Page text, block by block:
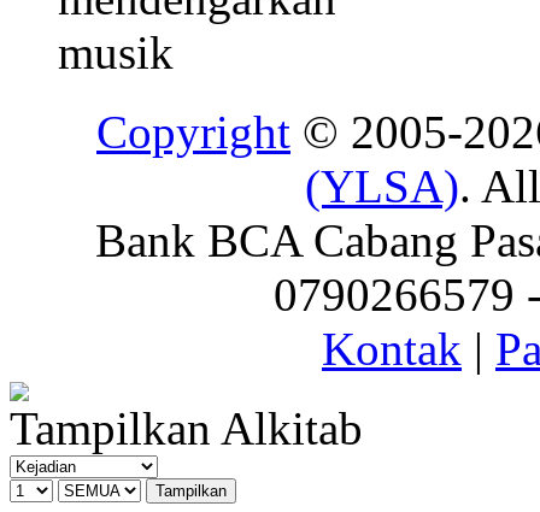
Copyright © 2005-
(YLSA).
Bank BCA Cabang
0790266579
Kontak |
Tampilkan Alkitab